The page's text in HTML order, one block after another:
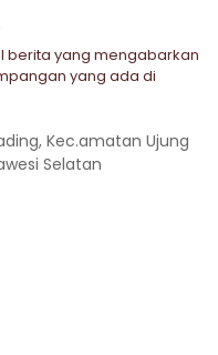
berita yang mengabarkan
yang ada di
Kec.amatan Ujung
Selatan